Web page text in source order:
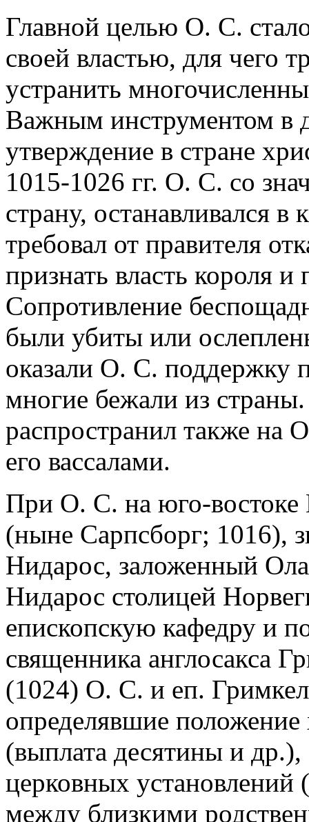
Главной целью О. С.
своей властью, для чего
устранить
Важным инструментом в
утверждение в стране
1015-1026 гг. О. С. со
страну, останавливался
требовал от правителя
признать власть короля и
Сопротивление
были убиты или
оказали О. С. поддержку
многие бежали из
распространил также на
его вассалами.
При О. С. на юго-востоке
(ныне Сарпсборг; 1016),
Нидарос, заложенный
Нидарос столицей
епископскую кафедру и
священника англосакса
(1024) О. С. и еп.
определявшие
(выплата десятины и
церковных установлений
между близкими